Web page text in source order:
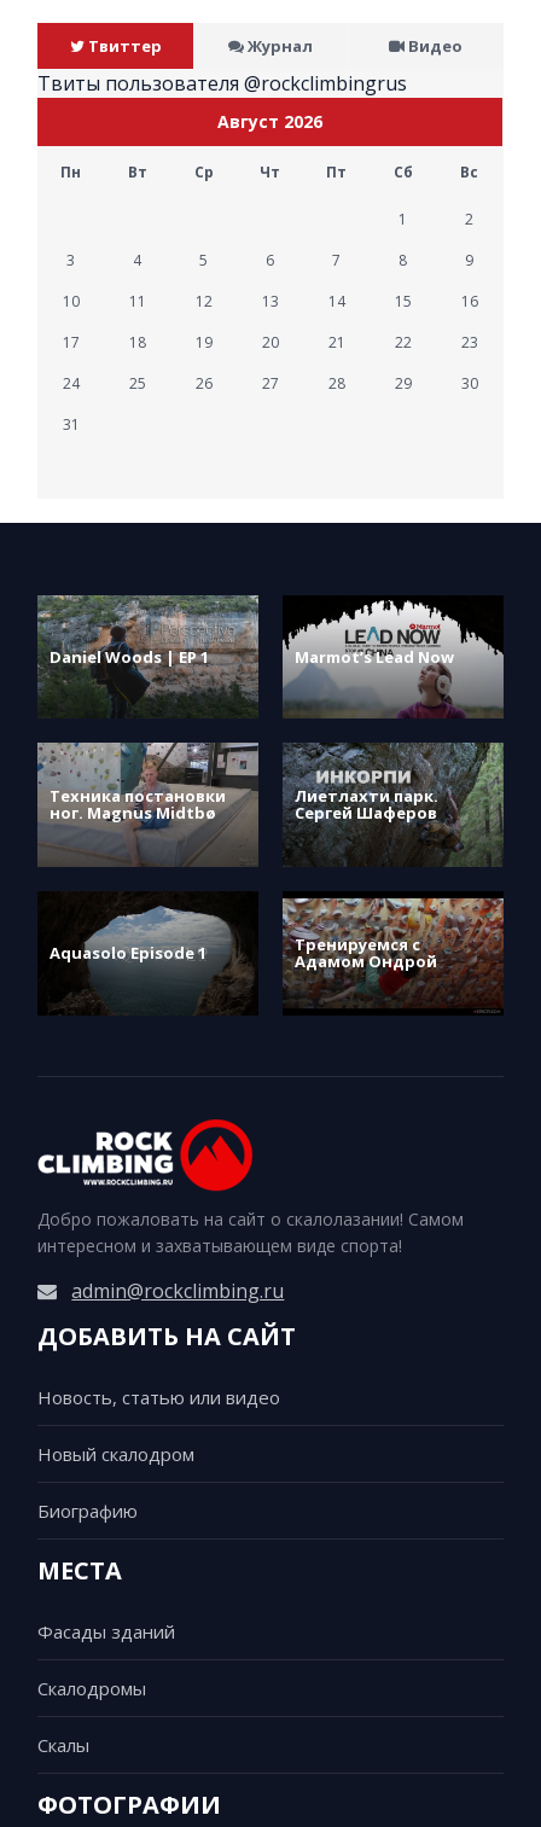
Твиттер Журнал Видео
Твиты пользователя @rockclimbingrus
Август 2026
Пн Вт Ср Чт Пт Сб Вс
1
2
3
4 5 6 7 8
9
10
11 12 13 14 15
16
17
18 19 20 21 22
23
24
25 26 27 28 29
30
31
Daniel Woods | EP 1 Marmot’s Lead Now
Техника постановки
ног. Magnus Midtbø
Лиетлахти парк.
Сергей Шаферов
Aquasolo Episode 1 Тренируемся с
Адамом Ондрой
Добро пожаловать на сайт о скалолазании! Самом
интересном и захватывающем виде спорта!
admin@rockclimbing.ru
ДОБАВИТЬ НА САЙТ
Новость, статью или видео
Новый скалодром
Биографию
МЕСТА
Фасады зданий
Скалодромы
Скалы
ФОТОГРАФИИ